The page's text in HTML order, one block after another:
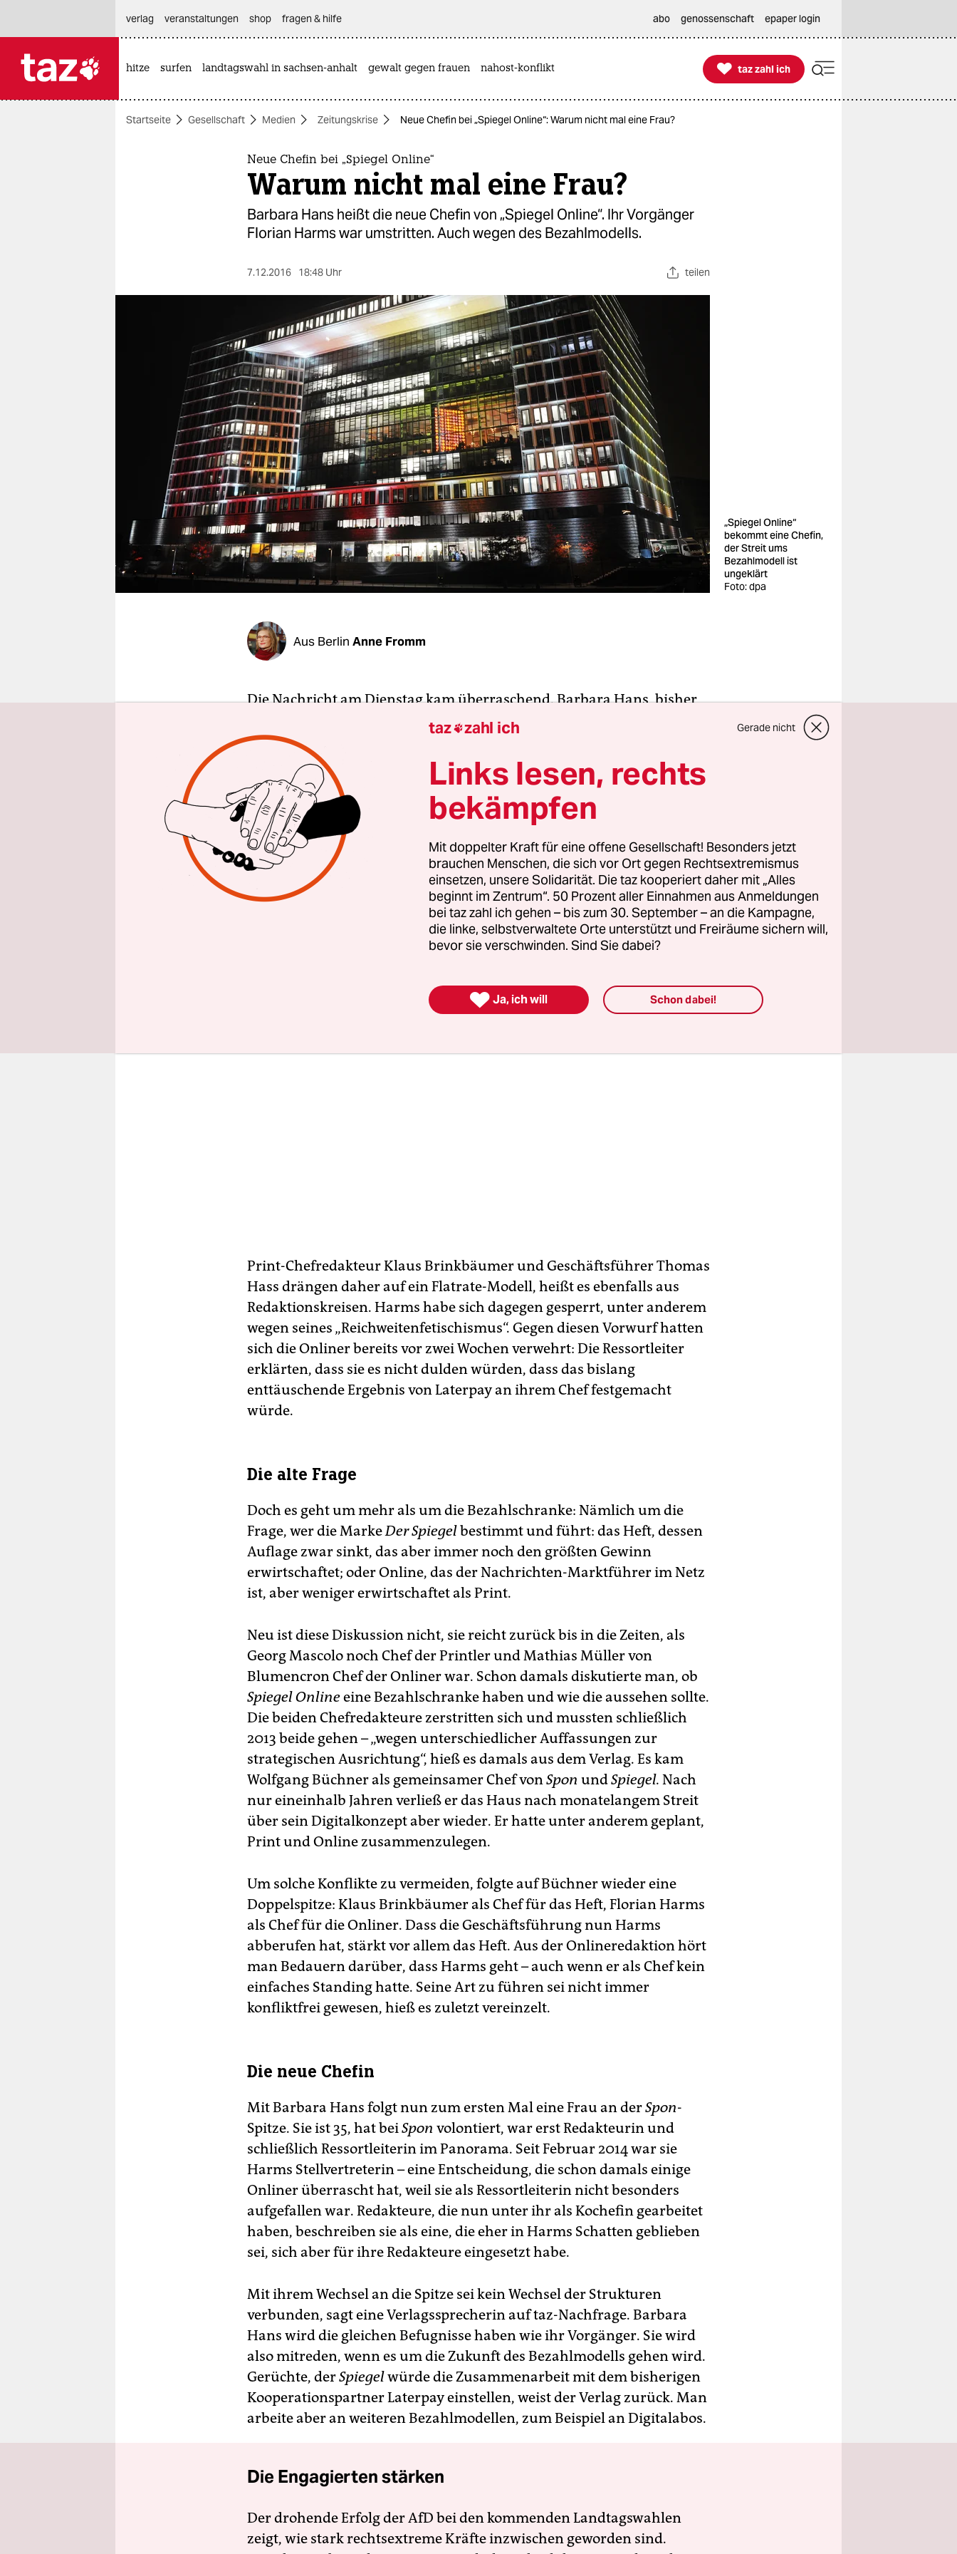
themen
veranstaltungen
fragen & hilfe
unterstützen
verlag
veranstaltungen shop fragen & hilfe abo genossenschaft epaper login
hitze surfen landtagswahl in sachsen-anhalt gewalt gegen frauen nahost-konflikt 
taz zahl ich
taz zahl ich
Startseite Gesellschaft Medien Zeitungskrise Neue Chefin bei „Spiegel Online“: Warum nicht mal eine Frau?
Neue Chefin bei „Spiegel Online“
Warum nicht mal eine Frau?
Barbara Hans heißt die neue Chefin von „Spiegel Online“. Ihr Vorgänger
Florian Harms war umstritten. Auch wegen des Bezahlmodells.
7.12.2016 18:48 Uhr teilen
„Spiegel Online“
bekommt eine Chefin,
der Streit ums
Bezahlmodell ist
ungeklärt
Foto: dpa
Aus Berlin Anne Fromm
Die Nachricht am Dienstag kam überraschend. Barbara Hans, bisher
stellvertretende Chefredakteurin vonSpiegel Online
übernimmt ab sofort die Leitung der Nachrichtenseite. Sie folgt auf
Florian Harms, den die
Spon-Geschäftsführung und die
-
Gesellschafter abberufen haben.
Seit Wochen gab es Diskussionen um Harms. Festgemacht wurden sie
am Erfolg beziehungsweise Misserfolg der Bezahlschranke vonSpon:
Die Redaktion bietet seit Sommer einige Texte gegen Bezahlung an. Bis
zu einem Betrag von 5 Euro können Leser kostenfrei lesen, danach
müssen sie zahlen. Laterpay heißt das Modell. Zu rentieren scheint es
sich nicht: Nur 43.000 Euro sollSpondamit bislang eingenommen
haben, heißt es aus Redaktionskreisen. Offiziell bestätigen will das der
Print-Chefredakteur Klaus Brinkbäumer und Geschäftsführer Thomas
Hass drängen daher auf ein Flatrate-Modell, heißt es ebenfalls aus
Redaktionskreisen. Harms habe sich dagegen gesperrt, unter anderem
wegen seines „Reichweitenfetischismus“. Gegen diesen Vorwurf hatten
sich die Onliner bereits vor zwei Wochen verwehrt: Die Ressortleiter
erklärten, dass sie es nicht dulden würden, dass das bislang
enttäuschende Ergebnis von Laterpay an ihrem Chef festgemacht
würde.
Die alte Frage
Doch es geht um mehr als um die Bezahlschranke: Nämlich um die
Frage, wer die MarkeDer Spiegelbestimmt und führt: das Heft, dessen
Auflage zwar sinkt, das aber immer noch den größten Gewinn
erwirtschaftet; oder Online, das der Nachrichten-Marktführer im Netz
ist, aber weniger erwirtschaftet als Print.
Neu ist diese Diskussion nicht, sie reicht zurück bis in die Zeiten, als
Georg Mascolo noch Chef der Printler und Mathias Müller von
Blumencron Chef der Onliner war. Schon damals diskutierte man, ob
Spiegel Onlineeine Bezahlschranke haben und wie die aussehen sollte.
Die beiden Chefredakteure zerstritten sich und mussten schließlich
2013 beide gehen – „wegen unterschiedlicher Auffassungen zur
strategischen Ausrichtung“, hieß es damals aus dem Verlag. Es kam
Wolfgang Büchner als gemeinsamer Chef vonSpon undSpiegel. Nach
nur eineinhalb Jahren verließ er das Haus nach monatelangem Streit
über sein Digitalkonzept aber wieder. Er hatte unter anderem geplant,
Print und Online zusammenzulegen.
Um solche Konflikte zu vermeiden, folgte auf Büchner wieder eine
Doppelspitze: Klaus Brinkbäumer als Chef für das Heft, Florian Harms
als Chef für die Onliner. Dass die Geschäftsführung nun Harms
abberufen hat, stärkt vor allem das Heft. Aus der Onlineredaktion hört
man Bedauern darüber, dass Harms geht – auch wenn er als Chef kein
einfaches Standing hatte. Seine Art zu führen sei nicht immer
konfliktfrei gewesen, hieß es zuletzt vereinzelt.
Die neue Chefin
Mit Barbara Hans folgt nun zum ersten Mal eine Frau an derSpon-
Spitze. Sie ist 35, hat beiSpon volontiert, war erst Redakteurin und
schließlich Ressortleiterin im Panorama. Seit Februar 2014 war sie
Harms Stellvertreterin – eine Entscheidung, die schon damals einige
Onliner überrascht hat, weil sie als Ressortleiterin nicht besonders
aufgefallen war. Redakteure, die nun unter ihr als Kochefin gearbeitet
haben, beschreiben sie als eine, die eher in Harms Schatten geblieben
sei, sich aber für ihre Redakteure eingesetzt habe.
Mit ihrem Wechsel an die Spitze sei kein Wechsel der Strukturen
verbunden, sagt eine Verlagssprecherin auf taz-Nachfrage. Barbara
Hans wird die gleichen Befugnisse haben wie ihr Vorgänger. Sie wird
also mitreden, wenn es um die Zukunft des Bezahlmodells gehen wird.
Gerüchte, derSpiegelwürde die Zusammenarbeit mit dem bisherigen
Kooperationspartner Laterpay einstellen, weist der Verlag zurück. Man
arbeite aber an weiteren Bezahlmodellen, zum Beispiel an Digitalabos.
Die Engagierten stärken
Der drohende Erfolg der AfD bei den kommenden Landtagswahlen
zeigt, wie stark rechtsextreme Kräfte inzwischen geworden sind.
taz zahl ich Gerade nicht
Links lesen, rechts
bekämpfen
Mit doppelter Kraft für eine offene Gesellschaft! Besonders jetzt
brauchen Menschen, die sich vor Ort gegen Rechtsextremismus
einsetzen, unsere Solidarität. Die taz kooperiert daher mit „Alles
beginnt im Zentrum“. 50 Prozent aller Einnahmen aus Anmeldungen
bei taz zahl ich gehen – bis zum 30. September – an die Kampagne,
die linke, selbstverwaltete Orte unterstützt und Freiräume sichern will,
bevor sie verschwinden. Sind Sie dabei?
 Ja, ich will Schon dabei!